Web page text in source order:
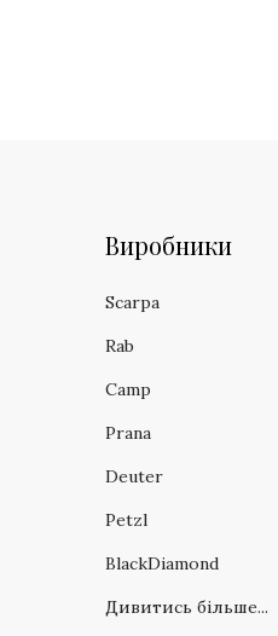
Виробники
Scarpa
Rab
Camp
Prana
Deuter
Petzl
BlackDiamond
Дивитись більше...